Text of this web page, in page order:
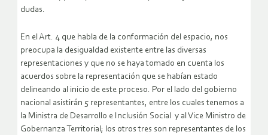
dudas.
En el Art. 4 que habla de la conformación del espacio, nos
preocupa la desigualdad existente entre las diversas
representaciones y que no se haya tomado en cuenta los
acuerdos sobre la representación que se habían estado
delineando al inicio de este proceso. Por el lado del gobierno
nacional asistirán 5 representantes, entre los cuales tenemos a
la Ministra de Desarrollo e Inclusión Social y al Vice Ministro de
Gobernanza Territorial; los otros tres son representantes de los